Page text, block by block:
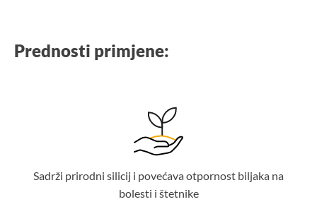
Prednosti primjene:
Sadrži prirodni silicij i povećava otpornost biljaka na
bolesti i štetnike